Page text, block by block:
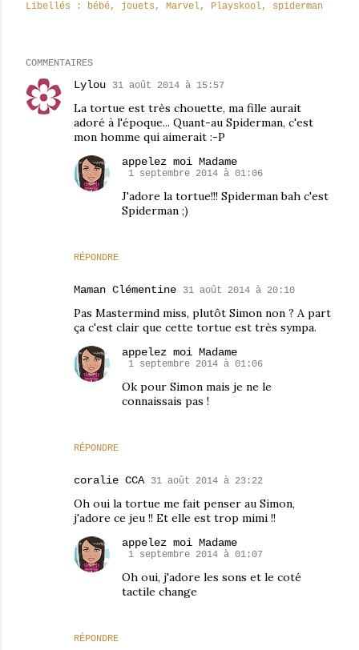
Libellés :
bébé jouets Marvel Playskool spiderman
COMMENTAIRES
Lylou 31 août 2014 à 15:57
La tortue est très chouette, ma fille aurait
adoré à l'époque... Quant-au Spiderman, c'est
mon homme qui aimerait :-P
RÉPONDRE
appelez moi Madame
1 septembre 2014 à 01:06
J'adore la tortue!!! Spiderman bah c'est
Spiderman ;)
Maman Clémentine 31 août 2014 à 20:10
Pas Mastermind miss, plutôt Simon non ? A part
ça c'est clair que cette tortue est très sympa.
RÉPONDRE
appelez moi Madame
1 septembre 2014 à 01:06
Ok pour Simon mais je ne le
connaissais pas !
coralie CCA 31 août 2014 à 23:22
Oh oui la tortue me fait penser au Simon,
j'adore ce jeu !! Et elle est trop mimi !!
RÉPONDRE
appelez moi Madame
1 septembre 2014 à 01:07
Oh oui, j'adore les sons et le coté
tactile change